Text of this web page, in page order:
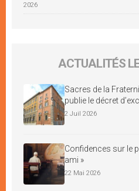
2026
ACTUALITÉS
Sacres de la
publie le décret
2 Juil 2026
Confidences sur le
ami »
22 Mai 2026